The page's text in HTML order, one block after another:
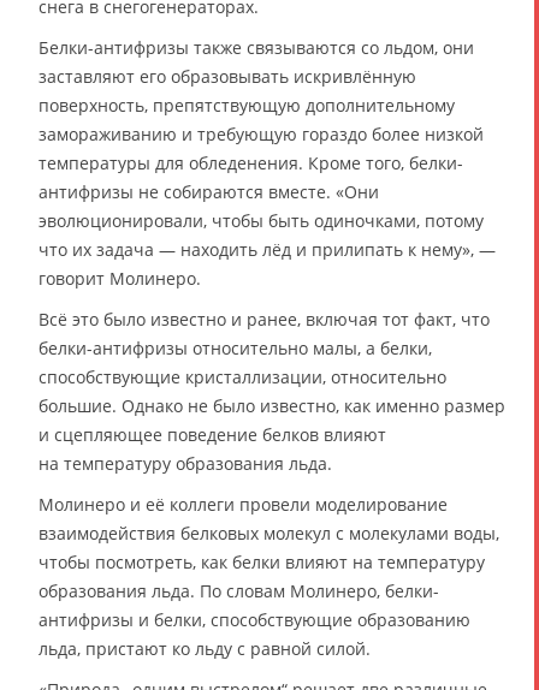
снега в снегогенераторах.
Белки-антифризы также связываются со льдом, они
заставляют его образовывать искривлённую
поверхность, препятствующую дополнительному
замораживанию и требующую гораздо более низкой
температуры для обледенения. Кроме того, белки-
антифризы не собираются вместе. «Они
эволюционировали, чтобы быть одиночками, потому
что их задача — находить лёд и прилипать к нему», —
говорит Молинеро.
Всё это было известно и ранее, включая тот факт, что
белки-антифризы относительно малы, а белки,
способствующие кристаллизации, относительно
большие. Однако не было известно, как именно размер
и сцепляющее поведение белков влияют
на температуру образования льда.
Молинеро и её коллеги провели моделирование
взаимодействия белковых молекул с молекулами воды,
чтобы посмотреть, как белки влияют на температуру
образования льда. По словам Молинеро, белки-
антифризы и белки, способствующие образованию
льда, пристают ко льду с равной силой.